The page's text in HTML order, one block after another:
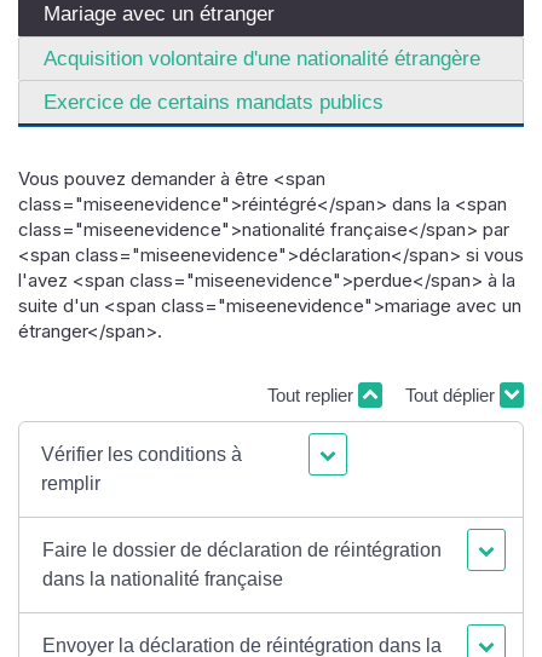
Mariage avec un étranger
Acquisition volontaire d'une nationalité étrangère
Exercice de certains mandats publics
Vous pouvez demander à être <span
class="miseenevidence">réintégré</span> dans la <span
class="miseenevidence">nationalité française</span> par
<span class="miseenevidence">déclaration</span> si vous
l'avez <span class="miseenevidence">perdue</span> à la
suite d'un <span class="miseenevidence">mariage avec un
étranger</span>.
Tout replier Tout déplier
Vérifier les conditions à
remplir
Faire le dossier de déclaration de réintégration
dans la nationalité française
Envoyer la déclaration de réintégration dans la